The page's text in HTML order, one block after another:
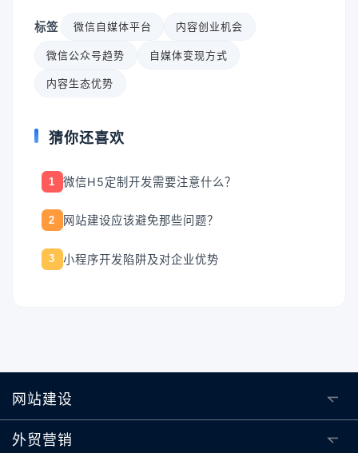
标签 微信自媒体平台 内容创业机会
微信公众号趋势 自媒体变现方式
内容生态优势
猜你还喜欢
1 微信H5定制开发需要注意什么？
2 网站建设应该避免那些问题？
3 小程序开发陷阱及对企业优势
网站建设
外贸营销